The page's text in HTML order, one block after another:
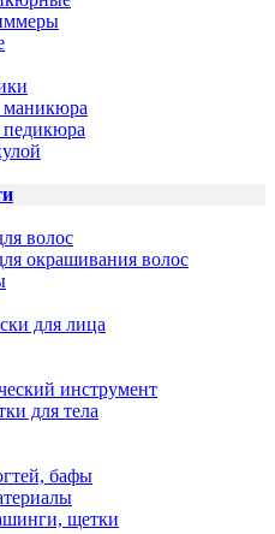
маникюра
педикюра
волос
окрашивания волос
для лица
инструмент
для тела
бафы
щетки